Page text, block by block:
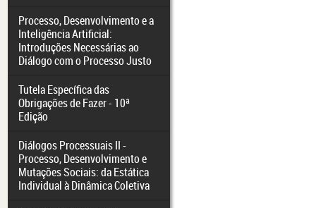
Processo, Desenvolvimento e a
Inteligência Artificial:
Introduções Necessárias ao
Diálogo com o Processo Justo
Tutela Específica das
Obrigações de Fazer - 10ª
Edição
Diálogos Processuais II -
Processo, Desenvolvimento e
Mutações Sociais: da Estática
Individual à Dinâmica Coletiva